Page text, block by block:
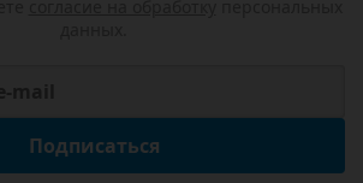
Подписаться